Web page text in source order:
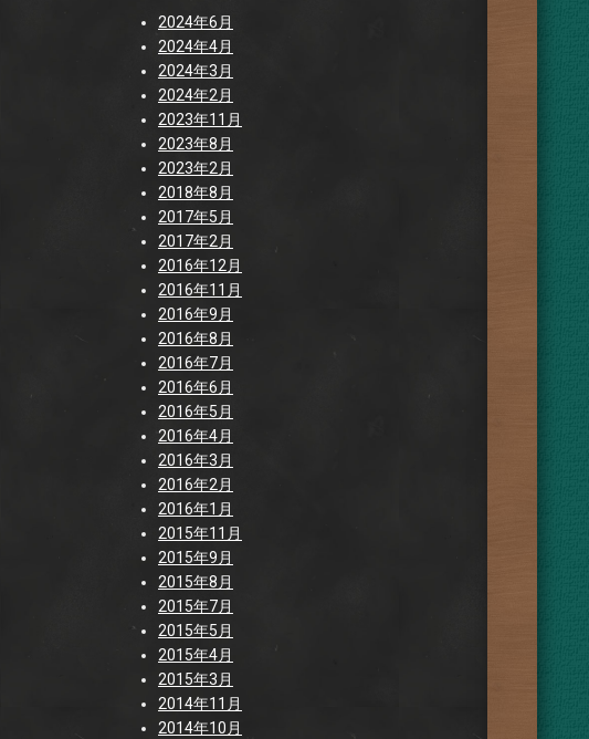
2024年6月
2024年4月
2024年3月
2024年2月
2023年11月
2023年8月
2023年2月
2018年8月
2017年5月
2017年2月
2016年12月
2016年11月
2016年9月
2016年8月
2016年7月
2016年6月
2016年5月
2016年4月
2016年3月
2016年2月
2016年1月
2015年11月
2015年9月
2015年8月
2015年7月
2015年5月
2015年4月
2015年3月
2014年11月
2014年10月